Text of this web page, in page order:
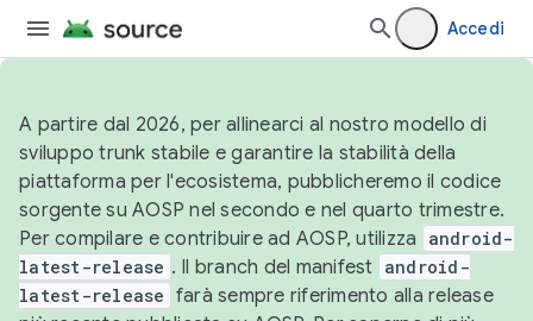
Accedi
A partire dal 2026, per allinearci al nostro modello di
sviluppo trunk stabile e garantire la stabilità della
piattaforma per l'ecosistema, pubblicheremo il codice
sorgente su AOSP nel secondo e nel quarto trimestre.
Per compilare e contribuire ad AOSP, utilizza
android-
latest-release . Il branch del manifest android-
latest-release farà sempre riferimento alla release